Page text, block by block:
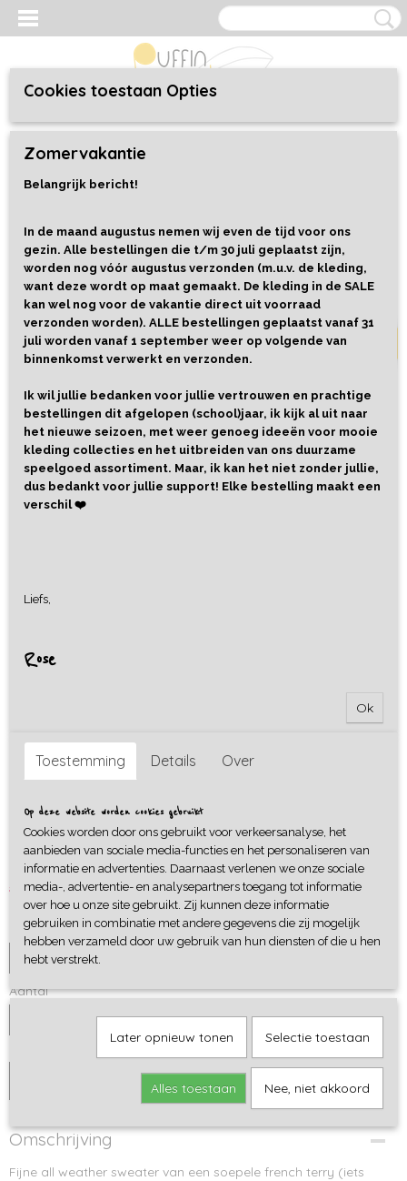
Parrots
Maat 86
Sweater Parrots
€ 29,95 € 23,95
Maat-1
Aantal
IN WINKELWAGEN
Omschrijving
Fijne all weather sweater van een soepele french terry (iets
Cookies toestaan Opties
Zomervakantie
Belangrijk bericht!
In de maand augustus nemen wij even de tijd voor ons
gezin. Alle bestellingen die t/m 30 juli geplaatst zijn,
worden nog vóór augustus verzonden (m.u.v. de kleding,
want deze wordt op maat gemaakt. De kleding in de SALE
kan wel nog voor de vakantie direct uit voorraad
verzonden worden). ALLE bestellingen geplaatst vanaf 31
juli worden vanaf 1 september weer op volgende van
binnenkomst verwerkt en verzonden.
Ik wil jullie bedanken voor jullie vertrouwen en prachtige
bestellingen dit afgelopen (school)jaar, ik kijk al uit naar
het nieuwe seizoen, met weer genoeg ideeën voor mooie
kleding collecties en het uitbreiden van ons duurzame
speelgoed assortiment. Maar, ik kan het niet zonder jullie,
dus bedankt voor jullie support! Elke bestelling maakt een
verschil ❤️
Liefs,
Rose
Ok
Toestemming Details Over
Op deze website worden cookies gebruikt
Cookies worden door ons gebruikt voor verkeersanalyse, het
aanbieden van sociale media-functies en het personaliseren van
informatie en advertenties. Daarnaast verlenen we onze sociale
media-, advertentie- en analysepartners toegang tot informatie
over hoe u onze site gebruikt. Zij kunnen deze informatie
gebruiken in combinatie met andere gegevens die zij mogelijk
hebben verzameld door uw gebruik van hun diensten of die u hen
hebt verstrekt.
Later opnieuw tonen Selectie toestaan
Alles toestaan Nee, niet akkoord